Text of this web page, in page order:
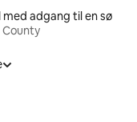
med adgang til en sø
County